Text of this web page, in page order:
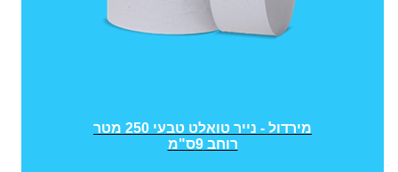
מירדול - נייר טואלט טבעי 250 מטר
רוחב 9ס"מ